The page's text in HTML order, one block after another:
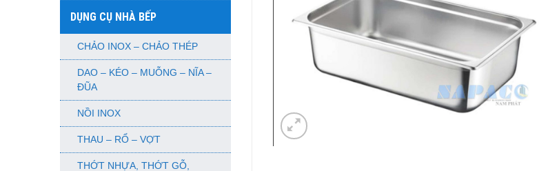
DỤNG CỤ NHÀ BẾP
CHẢO INOX – CHẢO THÉP
DAO – KÉO – MUỖNG – NĨA –
ĐŨA
NỒI INOX
THAU – RỔ – VỢT
THỚT NHỰA, THỚT GỖ,